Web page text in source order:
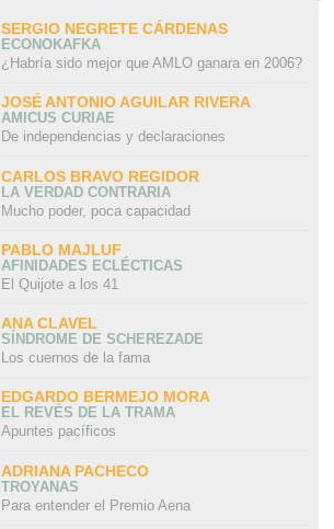
SERGIO NEGRETE CÁRDENAS
ECONOKAFKA
¿Habría sido mejor que AMLO ganara en 2006?
JOSÉ ANTONIO AGUILAR RIVERA
AMICUS CURIAE
De independencias y declaraciones
CARLOS BRAVO REGIDOR
LA VERDAD CONTRARIA
Mucho poder, poca capacidad
PABLO MAJLUF
AFINIDADES ECLÉCTICAS
El Quijote a los 41
ANA CLAVEL
SÍNDROME DE SCHEREZADE
Los cuernos de la fama
EDGARDO BERMEJO MORA
EL REVÉS DE LA TRAMA
Apuntes pacíficos
ADRIANA PACHECO
TROYANAS
Para entender el Premio Aena